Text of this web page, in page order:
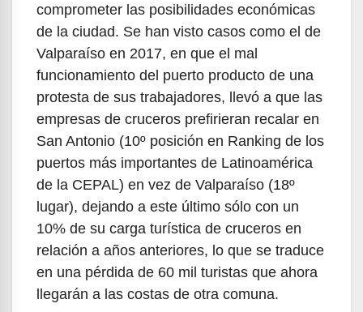
comprometer las posibilidades económicas
de la ciudad. Se han visto casos como el de
Valparaíso en 2017, en que el mal
funcionamiento del puerto producto de una
protesta de sus trabajadores, llevó a que las
empresas de cruceros prefirieran recalar en
San Antonio (10º posición en Ranking de los
puertos más importantes de Latinoamérica
de la CEPAL) en vez de Valparaíso (18º
lugar), dejando a este último sólo con un
10% de su carga turística de cruceros en
relación a años anteriores, lo que se traduce
en una pérdida de 60 mil turistas que ahora
llegarán a las costas de otra comuna.